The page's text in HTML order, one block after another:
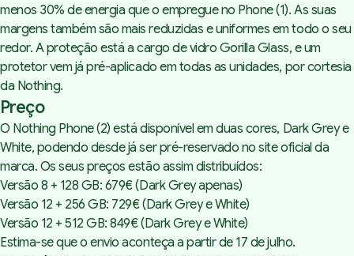
menos 30% de energia que o empregue no Phone (1). As suas
margens também são mais reduzidas e uniformes em todo o seu
redor. A proteção está a cargo de vidro Gorilla Glass, e um
protetor vem já pré-aplicado em todas as unidades, por cortesia
da Nothing.
Preço
O Nothing Phone (2) está disponível em duas cores, Dark Grey e
White, podendo desde já ser pré-reservado nosite oficial da
marca. Os seus preços estão assim distribuídos:
Versão 8 + 128 GB: 679€ (Dark Grey apenas)
Versão 12 + 256 GB: 729€ (Dark Grey e White)
Versão 12 + 512 GB: 849€ (Dark Grey e White)
Estima-se que o envio aconteça a partir de 17 de julho.